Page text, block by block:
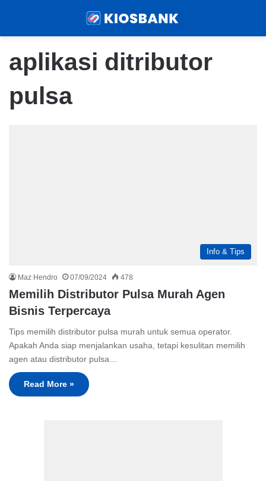
aplikasi ditributor
pulsa
Info & Tips
Maz Hendro 07/09/2024 478
Memilih Distributor Pulsa Murah Agen
Bisnis Terpercaya
Tips memilih distributor pulsa murah untuk semua operator.
Apakah Anda siap menjalankan usaha, tetapi kesulitan memilih
agen atau distributor pulsa…
Read More »